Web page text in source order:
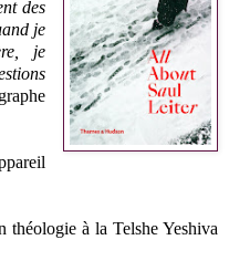
des
je
je
à la Telshe Yeshiva